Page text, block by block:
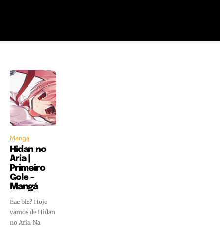
Mangá
Hidan no
Aria |
Primeiro
Gole –
Mangá
Eae blz? Hoje
vamos de Hidan
no Aria. Na